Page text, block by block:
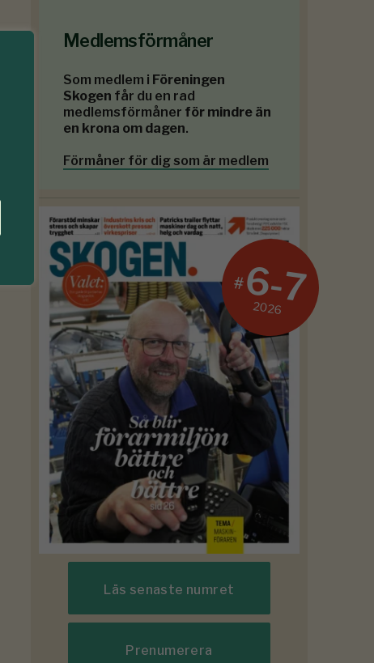
Medlemsförmåner
Som medlem i Föreningen
Skogen får du en rad
medlemsförmåner för mindre än
en krona om dagen.
Förmåner för dig som är medlem
#6-7
2026
Läs senaste numret
Prenumerera